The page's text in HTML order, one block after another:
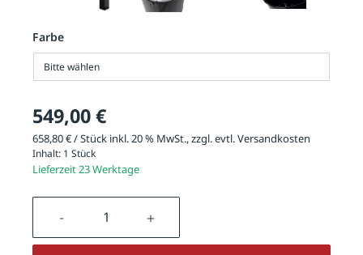
Farbe
Bitte wählen
549,00 €
658,80 € / Stück inkl. 20 % MwSt., zzgl. evtl.Versandkosten
Inhalt: 1 Stück
Lieferzeit 23 Werktage
Produkt Anzahl: Gib den